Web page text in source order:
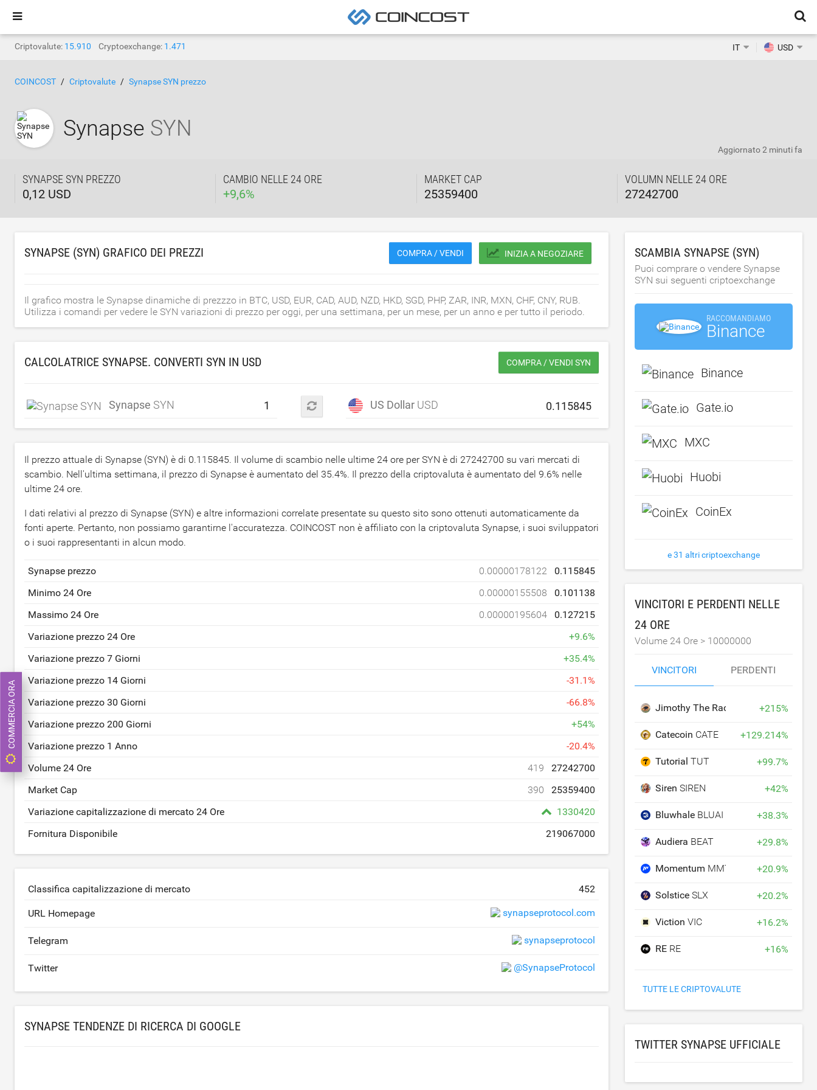
Criptovalute: 15.910 Cryptoexchange: 1.471 IT USD
COINCOST Criptovalute Synapse SYN prezzo
Synapse SYN
SYNAPSE SYN PREZZO
0,12 USD
CAMBIO NELLE 24 ORE
+9,6%
MARKET CAP
25359400
VOLUMN NELLE 24 ORE
27242700
Aggiornato2 minuti fa
SYNAPSE (SYN) GRAFICO DEI PREZZI COMPRA / VENDI INIZIA A NEGOZIARE
Il grafico mostra le Synapse dinamiche di prezzzo in BTC, USD, EUR, CAD, AUD, NZD, HKD, SGD, PHP, ZAR, INR, MXN, CHF, CNY, RUB.
Utilizza i comandi per vedere le SYN variazioni di prezzo per oggi, per una settimana, per un mese, per un anno e per tutto il periodo.
CALCOLATRICE SYNAPSE. CONVERTI SYN IN USD COMPRA / VENDI SYN
Synapse SYN US Dollar USD
Il prezzo attuale di Synapse (SYN) è di 0.115845. Il volume di scambio nelle ultime 24 ore per SYN è di 27242700 su vari mercati di
scambio. Nell'ultima settimana, il prezzo di Synapse è aumentato del 35.4%. Il prezzo della criptovaluta è aumentato del 9.6% nelle
ultime 24 ore.
I dati relativi al prezzo di Synapse (SYN) e altre informazioni correlate presentate su questo sito sono ottenuti automaticamente da
fonti aperte. Pertanto, non possiamo garantirne l'accuratezza. COINCOST non è affiliato con la criptovaluta Synapse, i suoi sviluppatori
o i suoi rappresentanti in alcun modo.
Synapse prezzo 0.00000178122
0.115845
Minimo 24 Ore
0.00000155508
0.101138
Massimo 24 Ore
0.00000195604
0.127215
Variazione prezzo 24 Ore
+9.6%
Variazione prezzo 7 Giorni
+35.4%
Variazione prezzo 14 Giorni
-31.1%
Variazione prezzo 30 Giorni
-66.8%
Variazione prezzo 200 Giorni
+54%
Variazione prezzo 1 Anno
-20.4%
Volume 24 Ore
419
27242700
Market Cap
390
25359400
Variazione capitalizzazione di mercato 24 Ore
1330420
Fornitura Disponibile
219067000
Classifica capitalizzazione di mercato 452
URL Homepage synapseprotocol.com
Telegram synapseprotocol
Twitter @SynapseProtocol
SYNAPSE TENDENZE DI RICERCA DI GOOGLE
SCAMBIA SYNAPSE (SYN)
Puoi comprare o vendere Synapse
SYN sui seguenti criptoexchange
RACCOMANDIAMO
Binance
Binance
Gate.io
MXC
Huobi
CoinEx
e 31 altri criptoexchange
VINCITORI E PERDENTI NELLE
24 ORE
Volume 24 Ore > 10000000
VINCITORI PERDENTI
Jimothy The Raccoon JIMOTHY
+215%
Catecoin CATE +129.214%
TutorialTUT +99.7%
SirenSIREN +42%
Bluwhale BLUAI +38.3%
Audiera BEAT +29.8%
Momentum MMT +20.9%
SolsticeSLX +20.2%
VictionVIC +16.2%
RE RE +16%
TUTTE LE CRIPTOVALUTE
TWITTER SYNAPSE UFFICIALE
COMMERCIA ORA